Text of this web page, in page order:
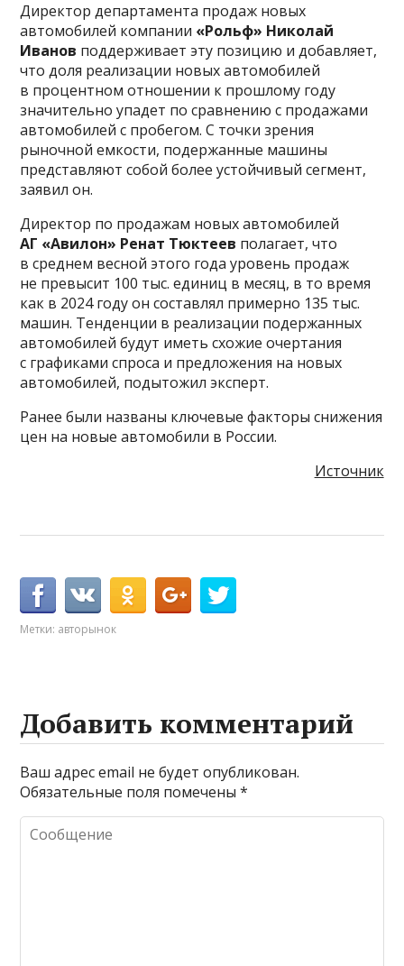
Директор департамента продаж новых
автомобилей компании «Рольф» Николай
Иванов поддерживает эту позицию и добавляет,
что доля реализации новых автомобилей
в процентном отношении к прошлому году
значительно упадет по сравнению с продажами
автомобилей с пробегом. С точки зрения
рыночной емкости, подержанные машины
представляют собой более устойчивый сегмент,
заявил он.
Директор по продажам новых автомобилей
АГ «Авилон» Ренат Тюктеев полагает, что
в среднем весной этого года уровень продаж
не превысит 100 тыс. единиц в месяц, в то время
как в 2024 году он составлял примерно 135 тыс.
машин. Тенденции в реализации подержанных
автомобилей будут иметь схожие очертания
с графиками спроса и предложения на новых
автомобилей, подытожил эксперт.
Ранее были названы ключевые факторы снижения
цен на новые автомобили в России.
Источник
Метки: авторынок
Добавить комментарий
Ваш адрес email не будет опубликован.
Обязательные поля помечены*